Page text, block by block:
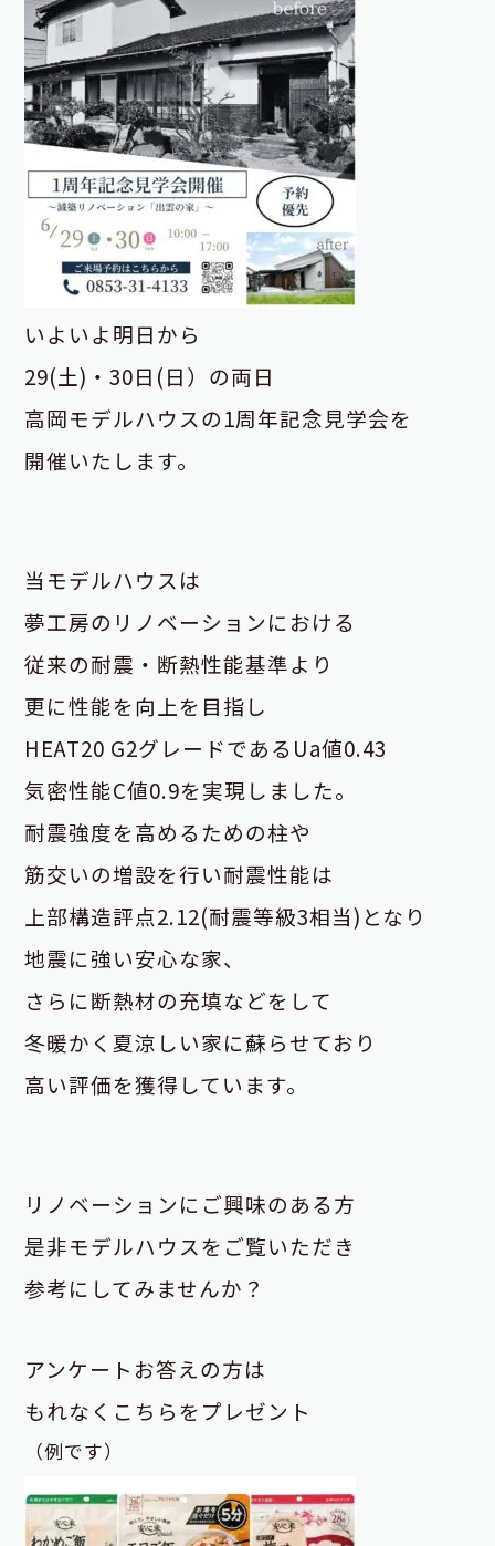
いよいよ明日から
29(土)・30日(日）の両日
高岡モデルハウスの1周年記念見学会を
開催いたします。
当モデルハウスは
夢工房のリノベーションにおける
従来の耐震・断熱性能基準より
更に性能を向上を目指し
HEAT20 G2グレードであるUa値0.43
気密性能C値0.9を実現しました。
耐震強度を高めるための柱や
筋交いの増設を行い耐震性能は
上部構造評点2.12(耐震等級3相当)となり
地震に強い安心な家、
さらに断熱材の充填などをして
冬暖かく夏涼しい家に蘇らせており
高い評価を獲得しています。
リノベーションにご興味のある方
是非モデルハウスをご覧いただき
参考にしてみませんか？
アンケートお答えの方は
もれなくこちらをプレゼント
（例です）